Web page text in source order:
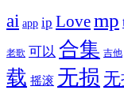
ai app ip Lovemp
老歌 可以 合集 吉他
载 摇滚 无损